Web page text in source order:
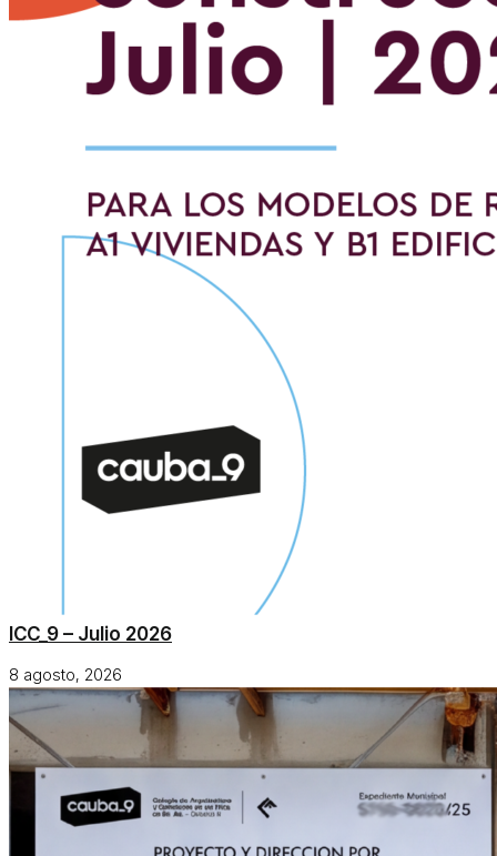
ICC_9 – Julio 2026
8 agosto, 2026